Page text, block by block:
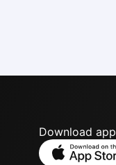
Download app